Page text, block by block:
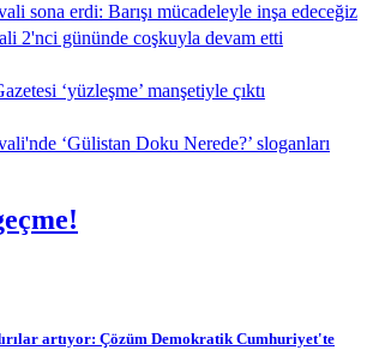
sona erdi: Barışı mücadeleyle inşa edeceğiz
2'nci gününde coşkuyla devam etti
‘yüzleşme’ manşetiyle çıktı
‘Gülistan Doku Nerede?’ sloganları
artıyor: Çözüm Demokratik Cumhuriyet'te